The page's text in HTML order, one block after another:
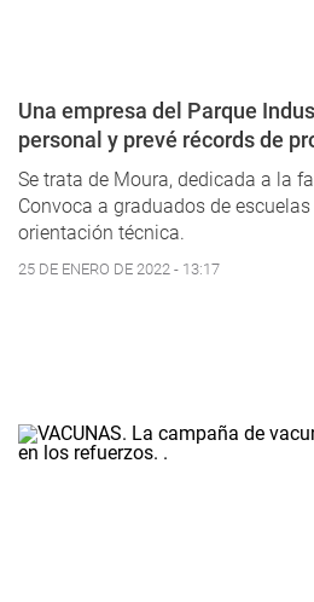
Una empresa del Parque
personal y prevé récords de
Se trata de Moura, dedicada a la
Convoca a graduados de
orientación técnica.
25 DE ENERO DE 2022 - 13:17